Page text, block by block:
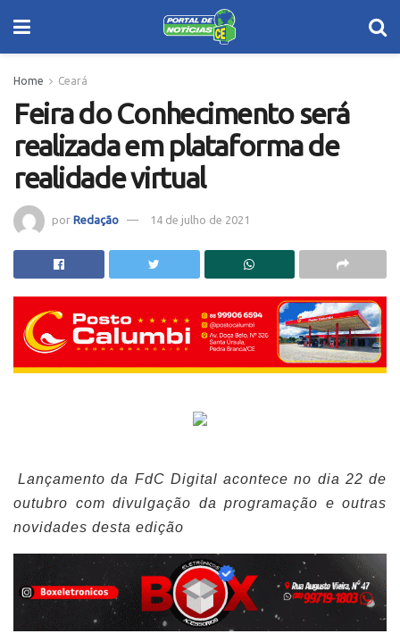
Home Ceará
Feira do Conhecimento será
realizada em plataforma de
realidade virtual
por Redação 14 de julho de 2021
Lançamento da FdC Digital acontece no dia 22 de
outubro com divulgação da programação e outras
novidades desta edição